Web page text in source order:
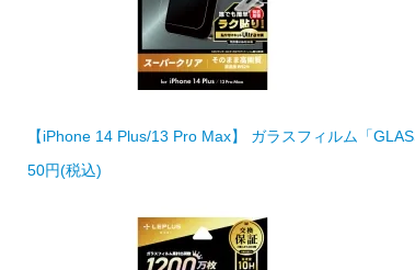
【iPhone 14 Plus/13 Pro Max】 ガラスフィルム「
50円(税込)